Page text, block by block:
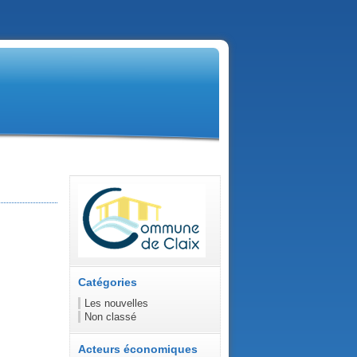
Catégories
Les nouvelles
Non classé
Acteurs économiques